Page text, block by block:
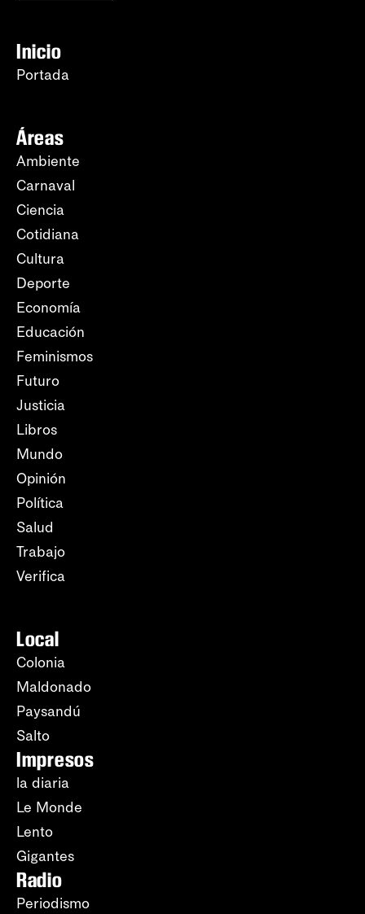
Inicio
Portada
Áreas
Ambiente
Carnaval
Ciencia
Cotidiana
Cultura
Deporte
Economía
Educación
Feminismos
Futuro
Justicia
Libros
Mundo
Opinión
Política
Salud
Trabajo
Verifica
Local
Colonia
Maldonado
Paysandú
Salto
Impresos
la diaria
Le Monde
Lento
Gigantes
Radio
Periodismo